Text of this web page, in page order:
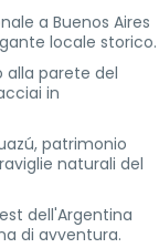
a Buenos Aires
locale storico.
alla parete del
in
patrimonio
naturali del
dell'Argentina
di avventura.